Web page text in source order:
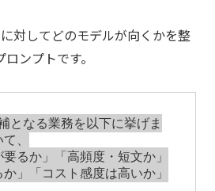
対してどのモデルが向くかを整
ンプトです。
となる業務を以下に挙げま
、
要るか」「高頻度・短文か」
か」「コスト感度は高いか」